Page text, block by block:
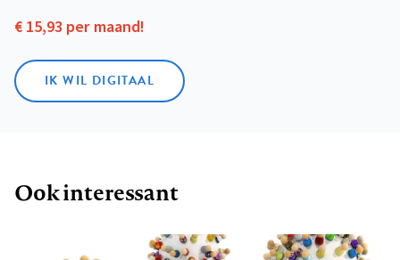
€ 15,93 per maand!
IK WIL DIGITAAL
Ook interessant